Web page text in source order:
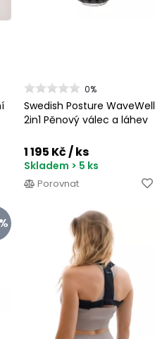
0%
Swedish Posture WaveWell
2in1 Pěnový válec a láhev
1 195 Kč/ ks
Skladem > 5 ks
Porovnat